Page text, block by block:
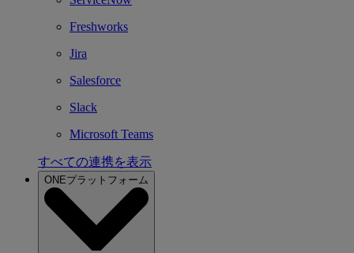
Freshworks
Jira
Salesforce
Slack
Microsoft Teams
すべての連携を表示
ONEプラットフォーム